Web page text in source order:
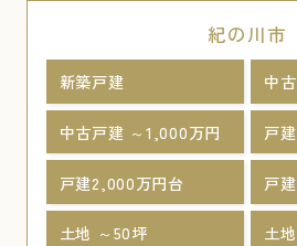
紀の川市
新築戸建 中
中古戸建 ～1,000万円 戸
戸建2,000万円台 戸
土地 ～50坪 土